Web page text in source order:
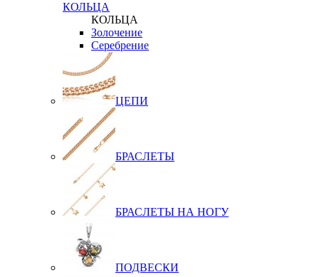
КОЛЬЦА
КОЛЬЦА
Золочение
Серебрение
ЦЕПИ
БРАСЛЕТЫ
БРАСЛЕТЫ НА НОГУ
ПОДВЕСКИ